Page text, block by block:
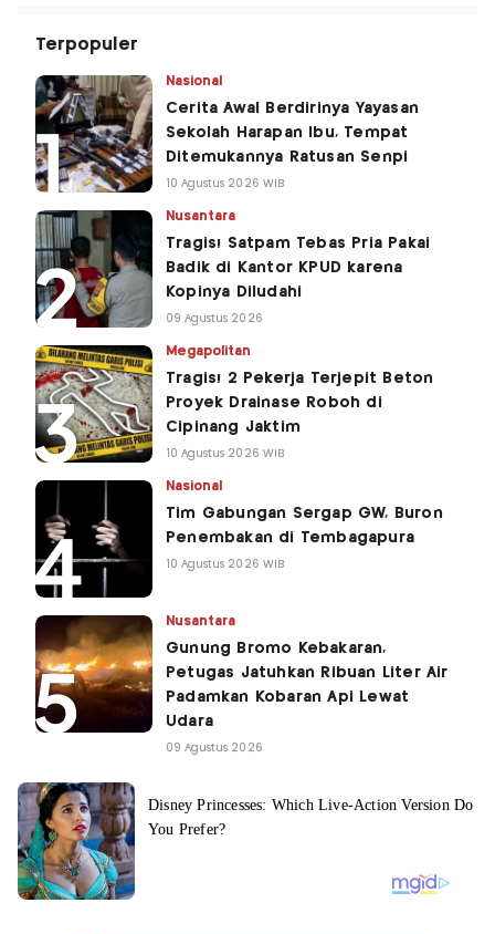
Terpopuler
Nasional
Cerita Awal Berdirinya Yayasan
Sekolah Harapan Ibu, Tempat
Ditemukannya Ratusan Senpi
10 Agustus 2026 WIB
Nusantara
Tragis! Satpam Tebas Pria Pakai
Badik di Kantor KPUD karena
Kopinya Diludahi
09 Agustus 2026
Megapolitan
Tragis! 2 Pekerja Terjepit Beton
Proyek Drainase Roboh di
Cipinang Jaktim
10 Agustus 2026 WIB
Nasional
Tim Gabungan Sergap GW, Buron
Penembakan di Tembagapura
10 Agustus 2026 WIB
Nusantara
Gunung Bromo Kebakaran,
Petugas Jatuhkan Ribuan Liter Air
Padamkan Kobaran Api Lewat
Udara
09 Agustus 2026